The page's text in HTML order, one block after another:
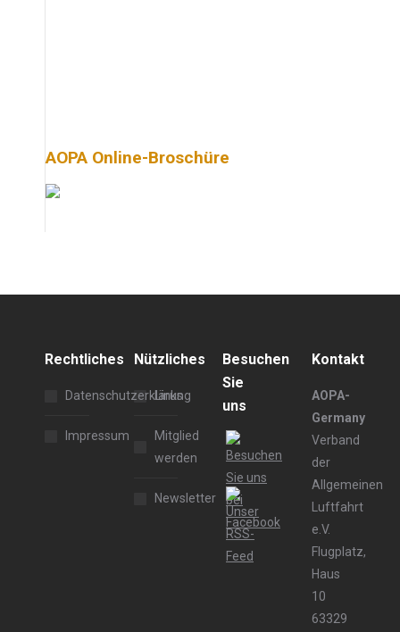
AOPA Online-Broschüre
Rechtliches
Datenschutzerklärung
Impressum
Nützliches
Links
Mitglied
werden
Newsletter
Besuchen
Sie
uns
Kontakt
AOPA-
Germany
Verband
der
Allgemeinen
Luftfahrt
e.V.
Flugplatz,
Haus
10
63329